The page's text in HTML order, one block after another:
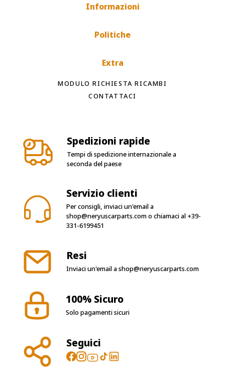
Informazioni
Politiche
Extra
MODULO RICHIESTA RICAMBI
CONTATTACI
Spedizioni rapide
Tempi di spedizione internazionale a
seconda del paese
Servizio clienti
Per consigli, inviaci un'email a
shop@neryuscarparts.como chiamaci al +39-
331-6199451
Resi
Inviaci un'email ashop@neryuscarparts.com
100% Sicuro
Solo pagamenti sicuri
Seguici